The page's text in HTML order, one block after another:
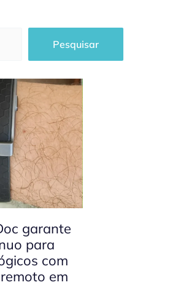
Pesquisar
garante
para
com
em